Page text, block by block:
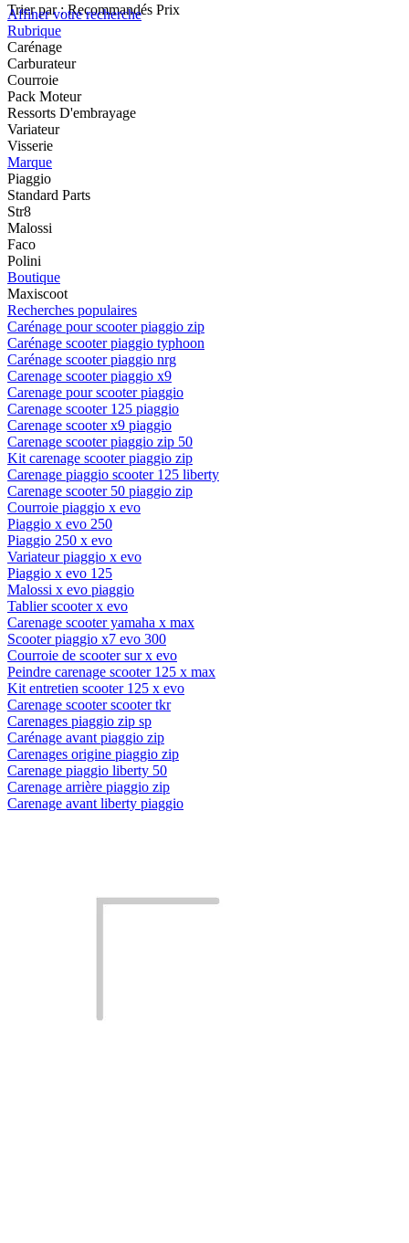
Trier par : Recommandés Prix
Affiner votre recherche
Rubrique
Carénage
Carburateur
Courroie
Pack Moteur
Ressorts D'embrayage
Variateur
Visserie
Marque
Piaggio
Standard Parts
Str8
Malossi
Faco
Polini
Boutique
Maxiscoot
Recherches populaires
Carénage pour scooter piaggio zip
Carénage scooter piaggio typhoon
Carénage scooter piaggio nrg
Carenage scooter piaggio x9
Carenage pour scooter piaggio
Carenage scooter 125 piaggio
Carenage scooter x9 piaggio
Carenage scooter piaggio zip 50
Kit carenage scooter piaggio zip
Carenage piaggio scooter 125 liberty
Carenage scooter 50 piaggio zip
Courroie piaggio x evo
Piaggio x evo 250
Piaggio 250 x evo
Variateur piaggio x evo
Piaggio x evo 125
Malossi x evo piaggio
Tablier scooter x evo
Carenage scooter yamaha x max
Scooter piaggio x7 evo 300
Courroie de scooter sur x evo
Peindre carenage scooter 125 x max
Kit entretien scooter 125 x evo
Carenage scooter scooter tkr
Carenages piaggio zip sp
Carénage avant piaggio zip
Carenages origine piaggio zip
Carenage piaggio liberty 50
Carenage arrière piaggio zip
Carenage avant liberty piaggio